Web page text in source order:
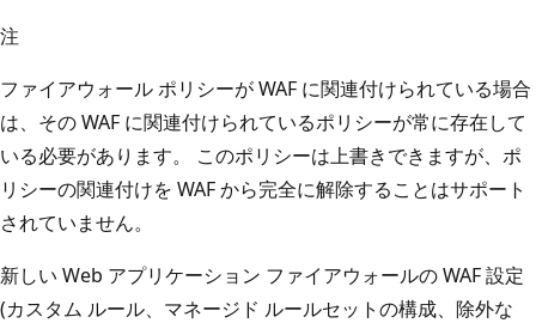
注
ファイアウォール ポリシーが WAF に関連付けられている場合
は、その WAF に関連付けられているポリシーが常に存在して
いる必要があります。 このポリシーは上書きできますが、ポ
リシーの関連付けを WAF から完全に解除することはサポート
されていません。
新しい Web アプリケーション ファイアウォールの WAF 設定
(カスタム ルール、マネージド ルールセットの構成、除外な